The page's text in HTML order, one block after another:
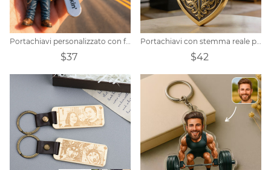
Portachiavi personalizzato con foto realistica di un papà camionista | Regalo per la festa del papà
$37
Portachiavi con stemma reale personalizzato
$42